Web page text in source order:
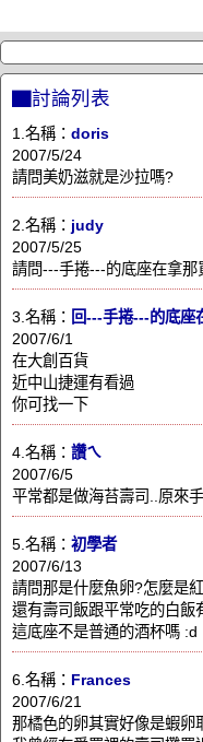
▇討論列表
1.名稱： doris
2007/5/24
請問美奶滋就是沙拉嗎?
2.名稱： judy
2007/5/25
請問---手捲---的底座在拿那
3.名稱： 回---手捲---的底座
2007/6/1
在大創百貨
近中山捷運有看過
你可找一下
4.名稱： 讚ㄟ
2007/6/5
平常都是做海苔壽司..原來
5.名稱： 初學者
2007/6/13
請問那是什麼魚卵?怎麼是
還有壽司飯跟平常吃的白飯
這底座不是普通的酒杯嗎 :d
6.名稱： Frances
2007/6/21
那橘色的卵其實好像是蝦卵